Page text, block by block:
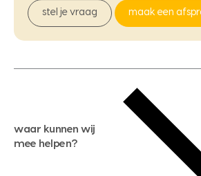
stel je vraag maak een
waar kunnen wij
mee helpen?